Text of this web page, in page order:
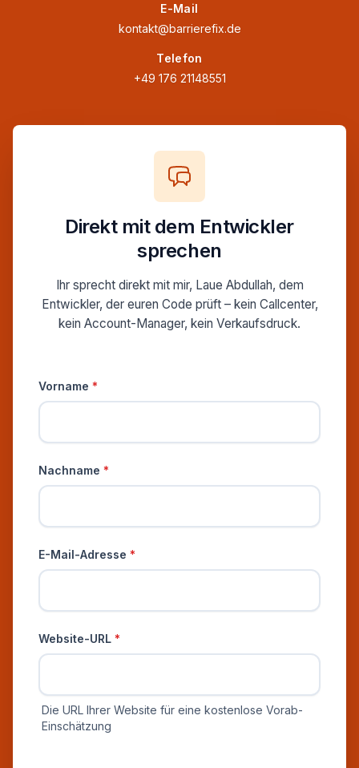
E-Mail
kontakt@barrierefix.de
Telefon
+49 176 21148551
Direkt mit dem Entwickler
sprechen
Ihr sprecht direkt mit mir, Laue Abdullah, dem
Entwickler, der euren Code prüft – kein Callcenter,
kein Account-Manager, kein Verkaufsdruck.
Vorname *
Nachname *
E-Mail-Adresse *
Website-URL *
Die URL Ihrer Website für eine kostenlose Vorab-
Einschätzung